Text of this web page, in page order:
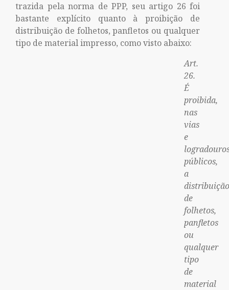
trazida pela norma de PPP, seu artigo 26 foi
bastante explícito quanto à proibição de
distribuição de folhetos, panfletos ou qualquer
tipo de material impresso, como visto abaixo:
Art.
26.
É
proibida,
nas
vias
e
públicos,
a
distribuição
de
folhetos,
panfletos
ou
qualquer
tipo
de
material